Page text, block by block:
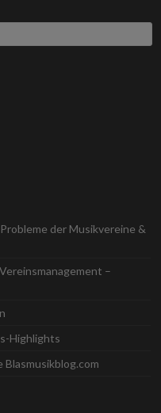
der Musikvereine &
–
Highlights
Blasmusikblog.com